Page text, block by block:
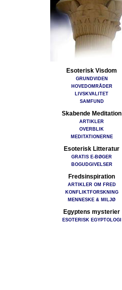
Esoterisk Visdom
GRUNDVIDEN
HOVEDOMRÅDER
LIVSKVALITET
SAMFUND
Skabende Meditation
ARTIKLER
OVERBLIK
MEDITATIONERNE
Esoterisk Litteratur
GRATIS E-BØGER
BOGUDGIVELSER
Fredsinspiration
ARTIKLER OM FRED
KONFLIKTFORSKNING
MENNESKE & MILJØ
Egyptens mysterier
ESOTERISK EGYPTOLOGI